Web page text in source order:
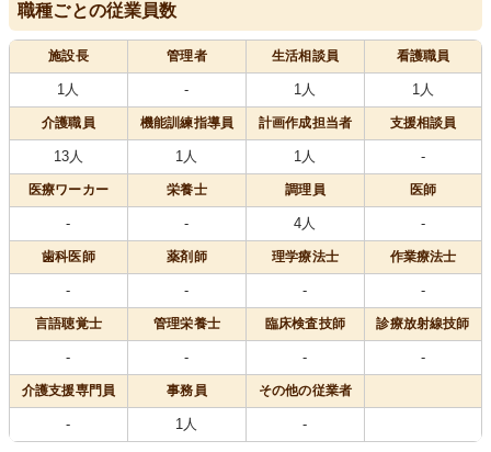
職種ごとの従業員数
施設長 管理者 生活相談員 看護職員
1人 - 1人 1人
介護職員 機能訓練指導員 計画作成担当者 支援相談員
13人 1人 1人 -
医療ワーカー 栄養士 調理員 医師
- - 4人 -
歯科医師 薬剤師 理学療法士 作業療法士
- - - -
言語聴覚士 管理栄養士 臨床検査技師 診療放射線技師
- - - -
介護支援専門員 事務員 その他の従業者
- 1人 -